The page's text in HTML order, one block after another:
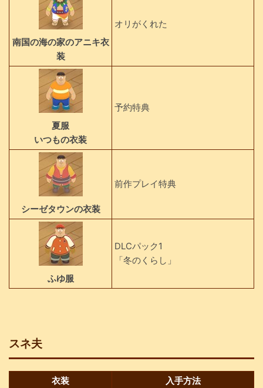
南国の海の家のアニキ衣
装
オリがくれた
夏服
いつもの衣装
予約特典
シーゼタウンの衣装
前作プレイ特典
ふゆ服
DLCパック1
「冬のくらし」
スネ夫
衣装 入手方法